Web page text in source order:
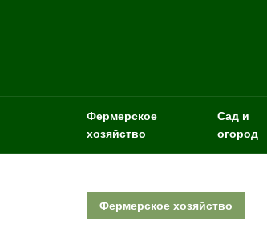
Фермерское
хозяйство
Сад и
огород
Фермерское хозяйство